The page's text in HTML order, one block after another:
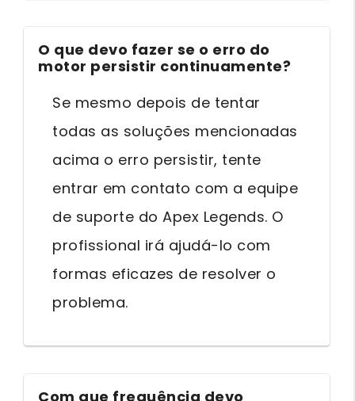
O que devo fazer se o erro do
motor persistir continuamente?
Se mesmo depois de tentar
todas as soluções mencionadas
acima o erro persistir, tente
entrar em contato com a equipe
de suporte do Apex Legends. O
profissional irá ajudá-lo com
formas eficazes de resolver o
problema.
Com que frequência devo